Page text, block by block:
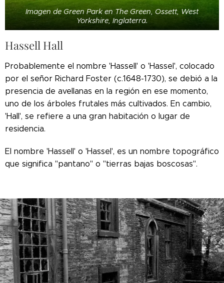
Imagen de Green Park en The Green, Ossett, West
Yorkshire, Inglaterra.
Hassell Hall
Probablemente el nombre 'Hassell' o 'Hassel', colocado
por el señor Richard Foster (c.1648-1730), se debió a la
presencia de avellanas en la región en ese momento,
uno de los árboles frutales más cultivados. En cambio,
'Hall', se refiere a una gran habitación o lugar de
residencia.
El nombre 'Hassell' o 'Hassel', es un nombre topográfico
que significa "pantano" o "tierras bajas boscosas".